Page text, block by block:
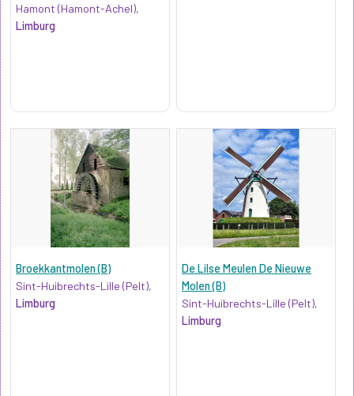
Hamont (Hamont-Achel),
Limburg
Broekkantmolen (B)
Sint-Huibrechts-Lille (Pelt),
Limburg
De Lilse Meulen De Nieuwe
Molen (B)
Sint-Huibrechts-Lille (Pelt),
Limburg